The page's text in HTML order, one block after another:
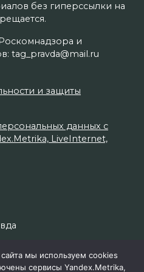
без гиперссылки на
и
tag_pravda@mail.ru
и защиты
данных с
LiveInternet,
мы используем cookies
сервисы Yandex.Metrika,